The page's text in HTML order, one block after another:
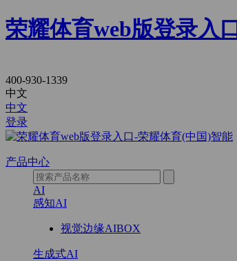
荣耀体育web版登录入口
新
零
售
400-930-1339
中文
中文
登录
产品中心
AI
感知AI
视觉边缘AIBOX
生成式AI